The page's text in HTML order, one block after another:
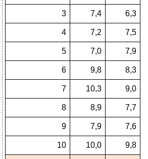
3 7,4 6,3
4 7,2 7,5
5 7,0 7,9
6 9,8 8,3
7 10,3 9,0
8 8,9 7,7
9 7,9 7,6
10 10,0 9,8